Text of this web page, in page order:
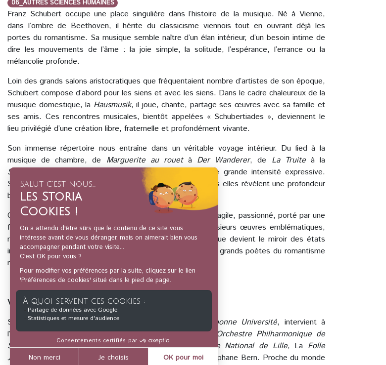
06_AUTRES SCIENCES HUMAINES
Franz Schubert occupe une place singulière dans l’histoire de la musique. Né à Vienne,
dans l’ombre de Beethoven, il hérite du classicisme viennois tout en ouvrant déjà les
portes du romantisme. Sa musique semble naître d’un élan intérieur, d’un besoin intime de
dire les mouvements de l’âme : la joie simple, la solitude, l’espérance, l’errance ou la
mélancolie profonde.
Loin des grands salons aristocratiques que fréquentaient nombre d’artistes de son époque,
Schubert compose d’abord pour les siens et avec les siens. Dans le cadre chaleureux de la
musique domestique, la Hausmusik, il joue, chante, partage ses œuvres avec sa famille et
ses amis. Ces rencontres musicales, bientôt appelées « Schubertiades », deviennent le
lieu privilégié d’une création libre, fraternelle et profondément vivante.
Son immense répertoire nous entraîne dans un véritable voyage intérieur. Du lied à la
musique de chambre, de Marguerite au rouetà Der Wanderer, de La Truiteà la
Symphonie Inachevée
, Schubert déploie un langage d’une grande intensité expressive.
Ses mélodies semblent parfois improvisées, naturelles, mais elles révèlent une profondeur
bouleversante.
Cette conférence invite à découvrir un compositeur jeune, fragile, passionné, porté par une
flamme créatrice exceptionnelle. À travers l’écoute de plusieurs œuvres emblématiques,
nous suivrons l’émergence d’un style nouveau, où la musique devient le miroir des états
intérieurs. Schubert apparaît alors comme l’un des premiers grands poètes du romantisme
musical.
Votre conférencière :
Sophie Gaillot Miczka, diplômée de musicologie de
Sorbonne Université, intervient à
l’ Opéra de Lyon,l’Auditorium Maurice Ravelde Lyon, l’ Orchestre Philharmonique de
Strasbourg, L’Orchestre des Pays de Savoie, l’Orchestre National de Lille, La Folle
Journée de Nantes
, et l’émissionSecrets d’Histoirede Stéphane Bern. Proche du monde